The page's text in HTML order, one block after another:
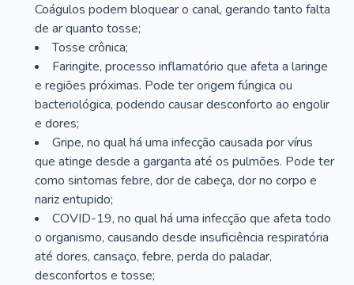
Coágulos podem bloquear o canal, gerando tanto falta
de ar quanto tosse;
Tosse crônica;
Faringite, processo inflamatório que afeta a laringe
e regiões próximas. Pode ter origem fúngica ou
bacteriológica, podendo causar desconforto ao engolir
e dores;
Gripe, no qual há uma infecção causada por vírus
que atinge desde a garganta até os pulmões. Pode ter
como sintomas febre, dor de cabeça, dor no corpo e
nariz entupido;
COVID-19, no qual há uma infecção que afeta todo
o organismo, causando desde insuficiência respiratória
até dores, cansaço, febre, perda do paladar,
desconfortos e tosse;